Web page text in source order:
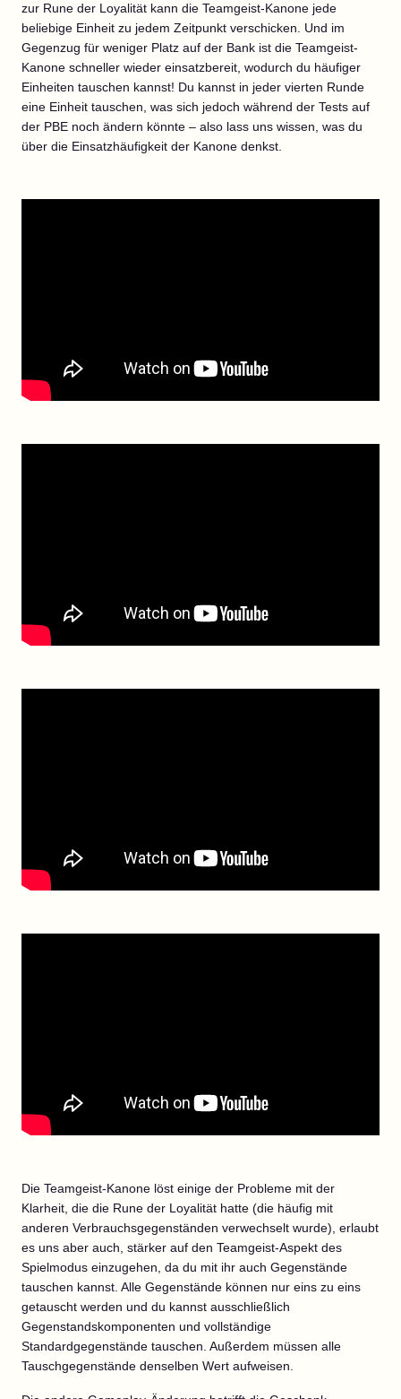
zur Rune der Loyalität kann die Teamgeist-Kanone jede
beliebige Einheit zu jedem Zeitpunkt verschicken. Und im
Gegenzug für weniger Platz auf der Bank ist die Teamgeist-
Kanone schneller wieder einsatzbereit, wodurch du häufiger
Einheiten tauschen kannst! Du kannst in jeder vierten Runde
eine Einheit tauschen, was sich jedoch während der Tests auf
der PBE noch ändern könnte – also lass uns wissen, was du
über die Einsatzhäufigkeit der Kanone denkst.
Die Teamgeist-Kanone löst einige der Probleme mit der
Klarheit, die die Rune der Loyalität hatte (die häufig mit
anderen Verbrauchsgegenständen verwechselt wurde), erlaubt
es uns aber auch, stärker auf den Teamgeist-Aspekt des
Spielmodus einzugehen, da du mit ihr auch Gegenstände
tauschen kannst. Alle Gegenstände können nur eins zu eins
getauscht werden und du kannst ausschließlich
Gegenstandskomponenten und vollständige
Standardgegenstände tauschen. Außerdem müssen alle
Tauschgegenstände denselben Wert aufweisen.